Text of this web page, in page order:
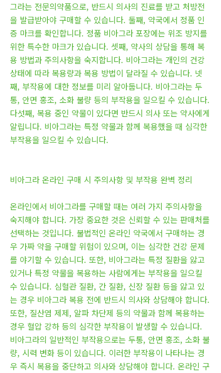
그라는 전문의약품으로, 반드시 의사의 진료를 받고 처방전
을 발급받아야 구매할 수 있습니다. 둘째, 약국에서 정품 인
증 마크를 확인합니다. 정품 비아그라 포장에는 위조 방지를
위한 특수한 마크가 있습니다. 셋째, 약사의 상담을 통해 복
용 방법과 주의사항을 숙지합니다. 비아그라는 개인의 건강
상태에 따라 복용량과 복용 방법이 달라질 수 있습니다. 넷
째, 부작용에 대한 정보를 미리 알아둡니다. 비아그라는 두
통, 안면 홍조, 소화 불량 등의 부작용을 일으킬 수 있습니다.
다섯째, 복용 중인 약물이 있다면 반드시 의사 또는 약사에게
알립니다. 비아그라는 특정 약물과 함께 복용했을 때 심각한
부작용을 일으킬 수 있습니다.
비아그라 온라인 구매 시 주의사항 및 부작용 완벽 정리
온라인에서 비아그라를 구매할 때는 여러 가지 주의사항을
숙지해야 합니다. 가장 중요한 것은 신뢰할 수 있는 판매처를
선택하는 것입니다. 불법적인 온라인 약국에서 구매하는 경
우 가짜 약을 구매할 위험이 있으며, 이는 심각한 건강 문제
를 야기할 수 있습니다. 또한, 비아그라는 특정 질환을 앓고
있거나 특정 약물을 복용하는 사람에게는 부작용을 일으킬
수 있습니다. 심혈관 질환, 간 질환, 신장 질환 등을 앓고 있
는 경우 비아그라 복용 전에 반드시 의사와 상담해야 합니다.
또한, 질산염 제제, 알파 차단제 등의 약물과 함께 복용하는
경우 혈압 강하 등의 심각한 부작용이 발생할 수 있습니다.
비아그라의 일반적인 부작용으로는 두통, 안면 홍조, 소화 불
량, 시력 변화 등이 있습니다. 이러한 부작용이 나타나는 경
우 즉시 복용을 중단하고 의사와 상담해야 합니다. 온라인 구